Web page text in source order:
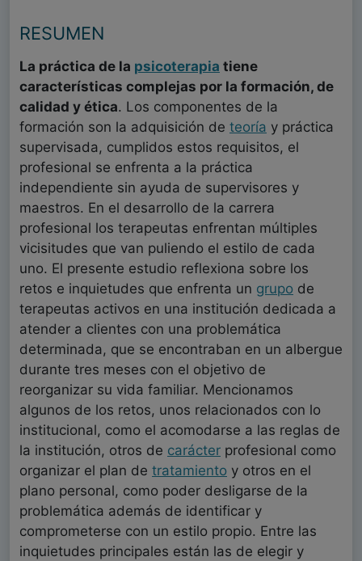
RESUMEN
La práctica de la psicoterapia tiene
características complejas por la formación, de
calidad y ética. Los componentes de la
formación son la adquisición de teoría y práctica
supervisada, cumplidos estos requisitos, el
profesional se enfrenta a la práctica
independiente sin ayuda de supervisores y
maestros. En el desarrollo de la carrera
profesional los terapeutas enfrentan múltiples
vicisitudes que van puliendo el estilo de cada
uno. El presente estudio reflexiona sobre los
retos e inquietudes que enfrenta un grupo de
terapeutas activos en una institución dedicada a
atender a clientes con una problemática
determinada, que se encontraban en un albergue
durante tres meses con el objetivo de
reorganizar su vida familiar. Mencionamos
algunos de los retos, unos relacionados con lo
institucional, como el acomodarse a las reglas de
la institución, otros de carácter profesional como
organizar el plan de tratamiento y otros en el
plano personal, como poder desligarse de la
problemática además de identificar y
comprometerse con un estilo propio. Entre las
inquietudes principales están las de elegir y